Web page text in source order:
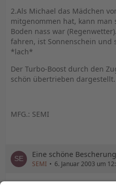
2.Als Michael das Mädchen
mitgenommen hat, kann man
Boden nass war
fahren, ist Sonnenschein und
*lach*
Der Turbo-Boost durch den
schön übertrieben dargestellt.
MFG.: SEMI
Eine schöne Bescherung
SEMI 6. Januar 2003 um
Als Timo das Auto der